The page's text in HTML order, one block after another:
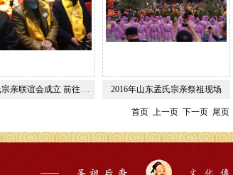
陕西孟氏宗亲联谊会成立 前往祝贺 会议现场 2016年山东孟氏宗亲祭祖现场
首页 上一页 下一页 尾页